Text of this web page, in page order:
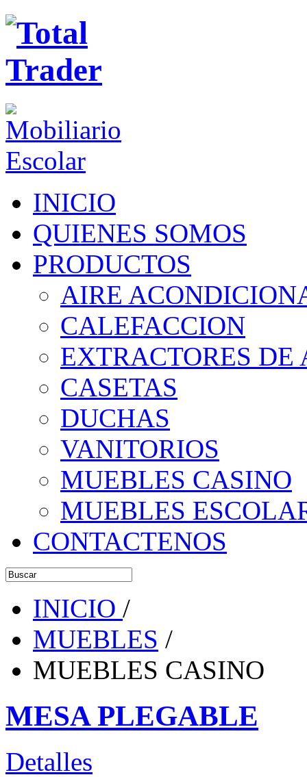
INICIO
QUIENES SOMOS
PRODUCTOS
AIRE
CALEFACCION
EXTRACTORES DE
CASETAS
DUCHAS
VANITORIOS
MUEBLES CASINO
MUEBLES
CONTACTENOS
INICIO /
MUEBLES /
MUEBLES CASINO
MESA PLEGABLE
Detalles